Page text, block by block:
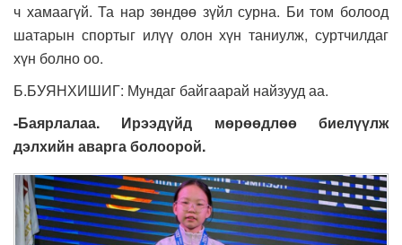
ч хамаагүй. Та нар зөндөө зүйл сурна. Би том болоод
шатарын спортыг илүү олон хүн таниулж, суртчилдаг
хүн болно оо.
Б.БУЯНХИШИГ: Мундаг байгаарай найзууд аа.
-Баярлалаа. Ирээдүйд мөрөөдлөө биелүүлж
дэлхийн аварга болоорой.